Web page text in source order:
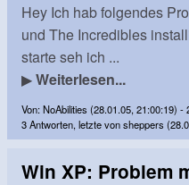
Hey Ich hab folgendes
und The Incredibles
starte seh ich ...
▶Weiterlesen...
Von: NoAbilities (28.01.05, 21:00:19) -
3 Antworten, letzte von sheppers
Win XP: Problem